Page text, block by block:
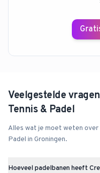
Veelgestelde
Tennis & Padel
Alles wat je moet weten over
Padel in Groningen.
Hoeveel padelbanen heeft